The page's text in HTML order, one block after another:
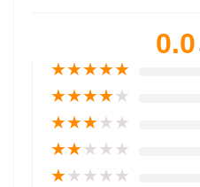
0.0
★★★★★
★★★★★
★★★★★
★★★★★
★★★★★